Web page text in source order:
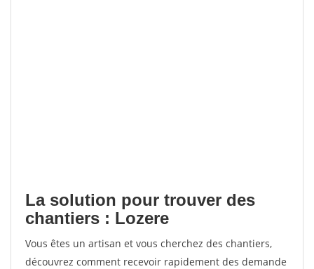
La solution pour trouver des
chantiers : Lozere
Vous êtes un artisan et vous cherchez des chantiers,
découvrez comment recevoir rapidement des demande